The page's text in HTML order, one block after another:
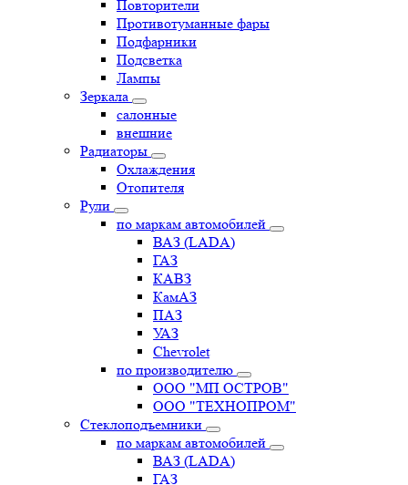
Повторители
Противотуманные фары
Подфарники
Подсветка
Лампы
Зеркала
салонные
внешние
Радиаторы
Охлаждения
Отопителя
Рули
по маркам автомобилей
ВАЗ (LADA)
ГАЗ
КАВЗ
КамАЗ
ПАЗ
УАЗ
Chevrolet
по производителю
ООО "МП ОСТРОВ"
ООО "ТЕХНОПРОМ"
Стеклоподъемники
по маркам автомобилей
ВАЗ (LADA)
ГАЗ